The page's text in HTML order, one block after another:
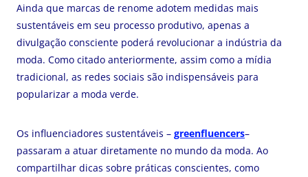
Ainda que marcas de renome adotem medidas mais
sustentáveis em seu processo produtivo, apenas a
divulgação consciente poderá revolucionar a indústria da
moda. Como citado anteriormente, assim como a mídia
tradicional, as redes sociais são indispensáveis para
popularizar a moda verde.
Os influenciadores sustentáveis – greenfluencers–
passaram a atuar diretamente no mundo da moda. Ao
compartilhar dicas sobre práticas conscientes, como